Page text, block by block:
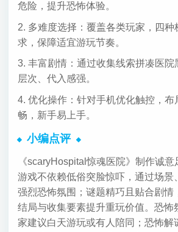
危险，提升恐怖体验。
2. 多难度选择：覆盖各类玩家，四种
求，保障适宜游玩节奏。
3. 丰富剧情：通过收集线索拼凑医院
层次、代入感强。
4. 优化操作：针对手机优化触控，布
畅，新手易上手。
小编点评
《scaryHospital惊魂医院》制作诚意
游戏不依赖低俗突脸惊吓，通过场景
强烈恐怖氛围；谜题精巧且贴合剧情
结局与收集要素提升重玩价值。恐怖
家建议白天游玩或有人陪同；恐怖解